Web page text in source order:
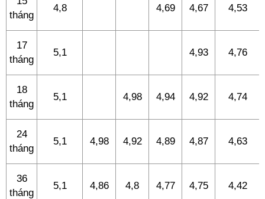
tháng
4,8 4,69 4,67 4,53
17
tháng
5,1 4,93 4,76
18
tháng
5,1 4,98 4,94 4,92 4,74
24
tháng
5,1 4,98 4,92 4,89 4,87 4,63
36
tháng
5,1 4,86 4,8 4,77 4,75 4,42